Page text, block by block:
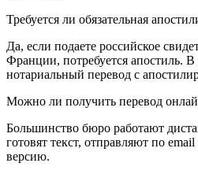
Требуется ли обязательная
Да, если подаете российское
Франции, потребуется апостиль. В
нотариальный перевод с
Можно ли получить перевод
Большинство бюро работают
готовят текст, отправляют по
версию.